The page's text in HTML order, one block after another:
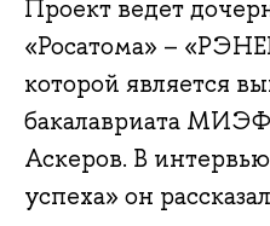
Проект ведет
«Росатома» –
которой является
бакалавриата
Аскеров. В
успеха» он